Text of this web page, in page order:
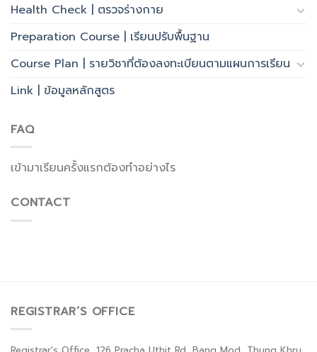
Health Check | ตรวจร่างกาย
Preparation Course | เรียนปรับพื้นฐาน
Course Plan | รายวิชาที่ต้องลงทะเบียนตามแผนการเรียน
Link | ข้อมูลหลักสูตร
FAQ
เข้ามาเรียนครั้งแรกต้องทำอย่างไร
CONTACT
REGISTRAR’S OFFICE